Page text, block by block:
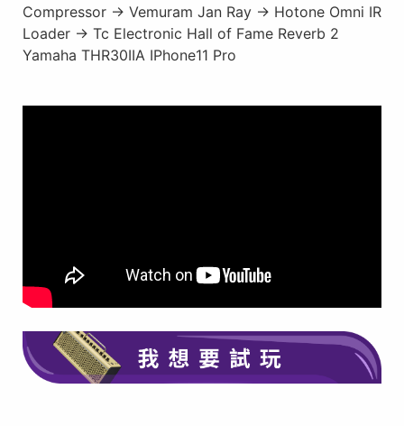
Compressor → Vemuram Jan Ray → Hotone Omni IR
Loader → Tc Electronic Hall of Fame Reverb 2
Yamaha THR30IIA IPhone11 Pro
在此點擊